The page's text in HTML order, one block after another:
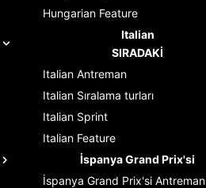
Hungarian Feature
Italian
SIRADAKİ
Italian Antreman
Italian Sıralama turları
Italian Sprint
Italian Feature
İspanya Grand Prix'si
İspanya Grand Prix'si Antreman